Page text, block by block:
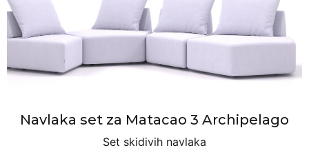
Navlaka set za Matacao 3 Archipelago
Set skidivih navlaka